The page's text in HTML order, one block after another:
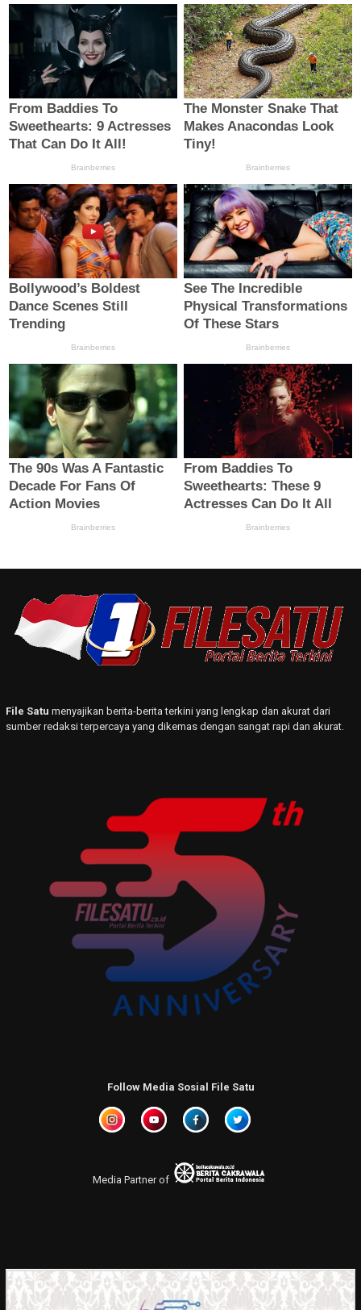
File Satu menyajikan berita-berita terkini yang lengkap dan akurat dari
sumber redaksi terpercaya yang dikemas dengan sangat rapi dan akurat.
Follow Media Sosial File Satu
Media Partner of